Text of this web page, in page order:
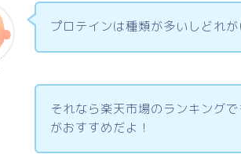
プロテインは種類が多いしどれ
それなら楽天市場のランキング
がおすすめだよ！